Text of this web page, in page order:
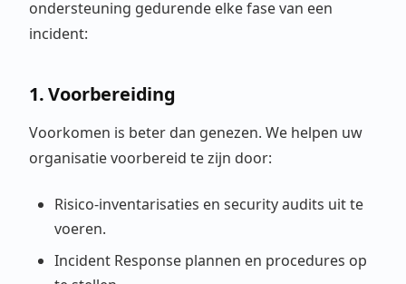
ondersteuning gedurende elke fase van een
incident:
1. Voorbereiding
Voorkomen is beter dan genezen. We helpen uw
organisatie voorbereid te zijn door:
Risico-inventarisaties en security audits uit te
voeren.
Incident Response plannen en procedures op